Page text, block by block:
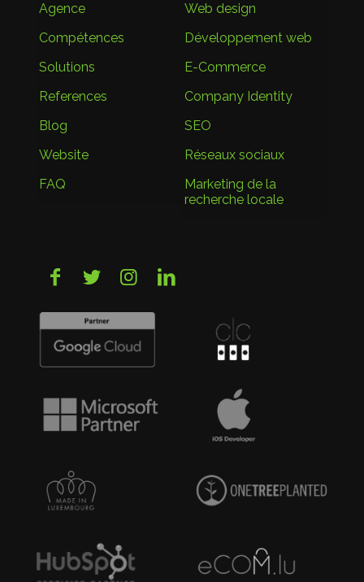
Agence
Compétences
Solutions
References
Blog
Website
FAQ
Web design
Développement web
E-Commerce
Company Identity
SEO
Réseaux sociaux
Marketing de la
recherche locale